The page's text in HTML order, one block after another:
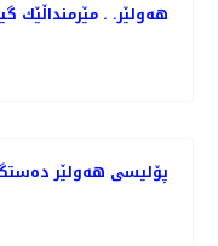
هەولێر. . مێرمنداڵێك
پۆلیسی هەولێر دەستگیركردنی 32